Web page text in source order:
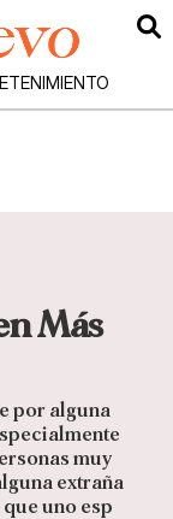
Más
por alguna
muy
extraña
uno esp